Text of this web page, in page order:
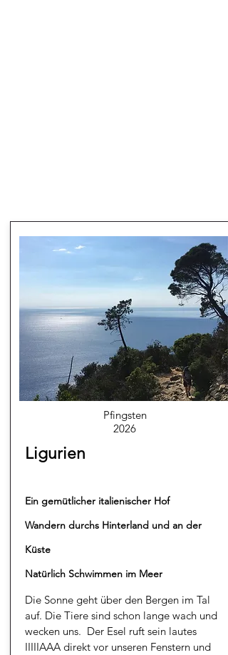
Pfingsten
2026
Ligurien
Ein gemütlicher italienischer Hof
Wandern durchs Hinterland und an der
Küste
Natürlich Schwimmen im Meer
Die Sonne geht über den Bergen im Tal
auf. Die Tiere sind schon lange wach und
wecken uns. Der Esel ruft sein lautes
IIIIIAAA direkt vor unseren Fenstern und